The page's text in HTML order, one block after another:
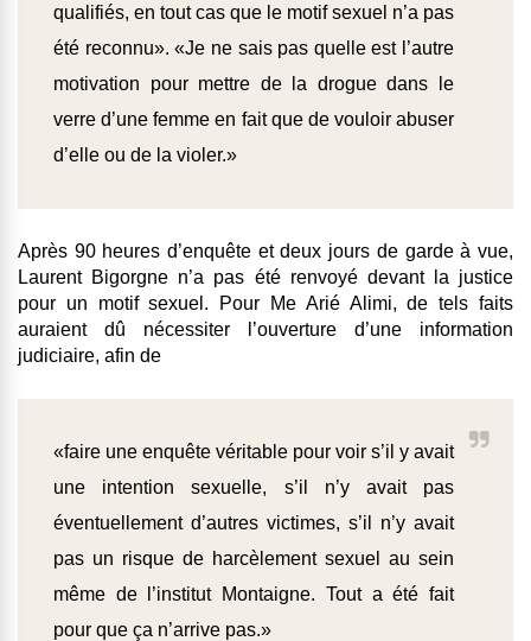
qualifiés, en tout cas que le motif sexuel n’a pas
été reconnu». «Je ne sais pas quelle est l’autre
motivation pour mettre de la drogue dans le
verre d’une femme en fait que de vouloir abuser
d’elle ou de la violer.»
Après 90 heures d’enquête et deux jours de garde à vue,
Laurent Bigorgne n’a pas été renvoyé devant la justice
pour un motif sexuel. Pour Me Arié Alimi, de tels faits
auraient dû nécessiter l’ouverture d’une information
judiciaire, afin de
«faire une enquête véritable pour voir s’il y avait
une intention sexuelle, s’il n’y avait pas
éventuellement d’autres victimes, s’il n’y avait
pas un risque de harcèlement sexuel au sein
même de l’institut Montaigne. Tout a été fait
pour que ça n’arrive pas.»